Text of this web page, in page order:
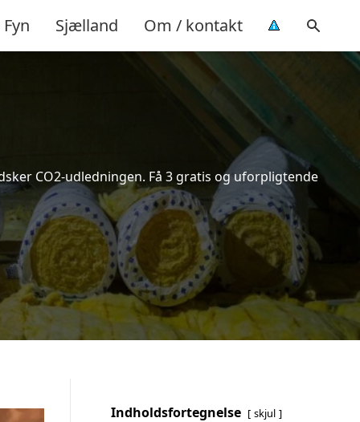
Fyn Sjælland Om / kontakt
CO2-udledningen. Få 3 gratis og uforpligtende
Indholdsfortegnelse skjul